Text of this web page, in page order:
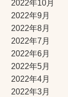
2022年10月
2022年9月
2022年8月
2022年7月
2022年6月
2022年5月
2022年4月
2022年3月